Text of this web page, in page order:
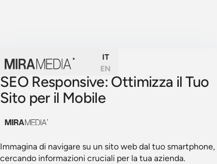
IT
EN
SEO Responsive: Ottimizza il Tuo
Sito per il Mobile
Immagina di navigare su un sito web dal tuo smartphone,
cercando informazioni cruciali per la tua azienda.